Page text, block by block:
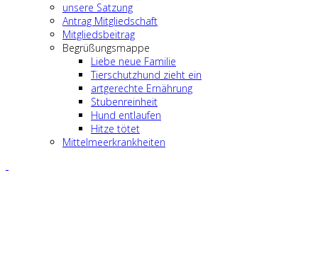
unsere Satzung
Antrag Mitgliedschaft
Mitgliedsbeitrag
Begrüßungsmappe
Liebe neue Familie
Tierschutzhund zieht ein
artgerechte Ernährung
Stubenreinheit
Hund entlaufen
Hitze tötet
Mittelmeerkrankheiten